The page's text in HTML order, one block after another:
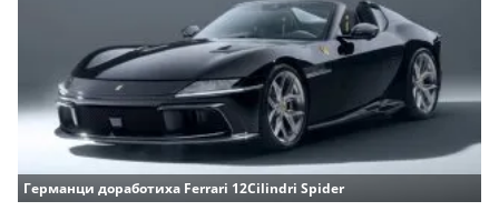
Германци доработиха Ferrari 12Cilindri Spider